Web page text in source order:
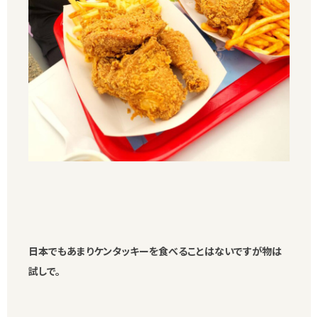
日本でもあまりケンタッキーを食べることはないですが物は
試しで。